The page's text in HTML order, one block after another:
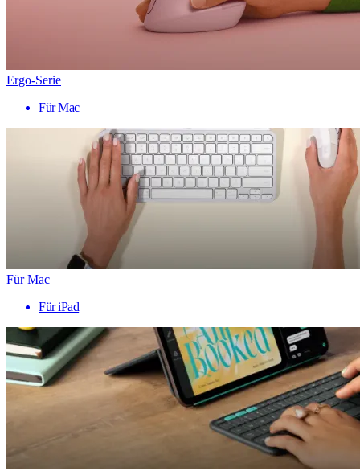
Ergo-Serie
Für Mac
Für Mac
Für iPad